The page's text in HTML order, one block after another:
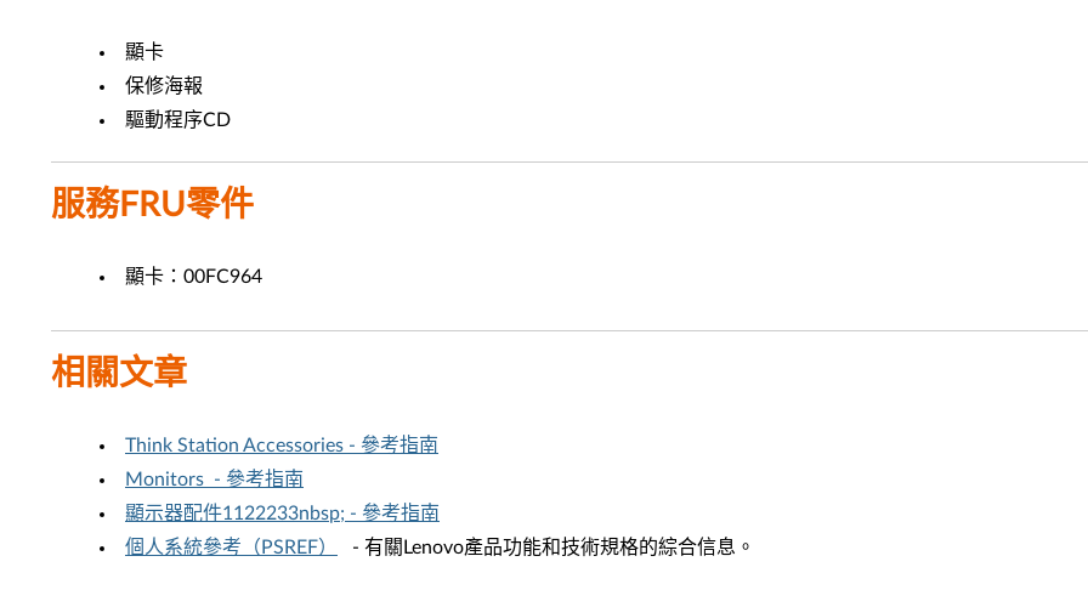
顯卡
保修海報
驅動程序CD
服務FRU零件
顯卡：00FC964
相關文章
Think Station Accessories - 參考指南
Monitors - 參考指南
顯示器配件1122233nbsp; - 參考指南
個人系統參考（PSREF）
- 有關Lenovo產品功能和技術規格的綜合信息。